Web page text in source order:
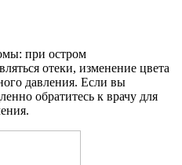
при остром
отеки, изменение цвета
давления. Если вы
обратитесь к врачу для